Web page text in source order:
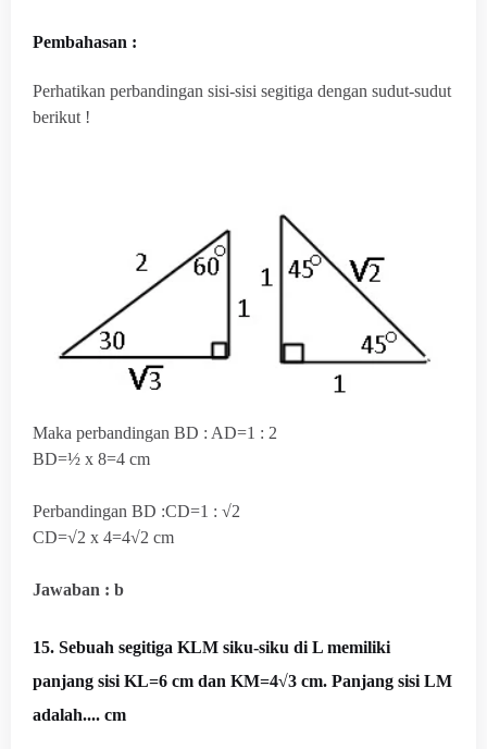
Pembahasan :
Perhatikan perbandingan sisi-sisi segitiga dengan sudut-sudut
berikut !
Maka perbandingan BD : AD=1 : 2
BD=½ x 8=4 cm
Perbandingan BD :CD=1 : √2
CD=√2 x 4=4√2 cm
Jawaban : b
15. Sebuah segitiga KLM siku-siku di L memiliki
panjang sisi KL=6 cm dan KM=4√3 cm. Panjang sisi LM
adalah.... cm